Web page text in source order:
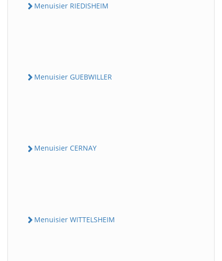
Menuisier RIEDISHEIM
Menuisier GUEBWILLER
Menuisier CERNAY
Menuisier WITTELSHEIM